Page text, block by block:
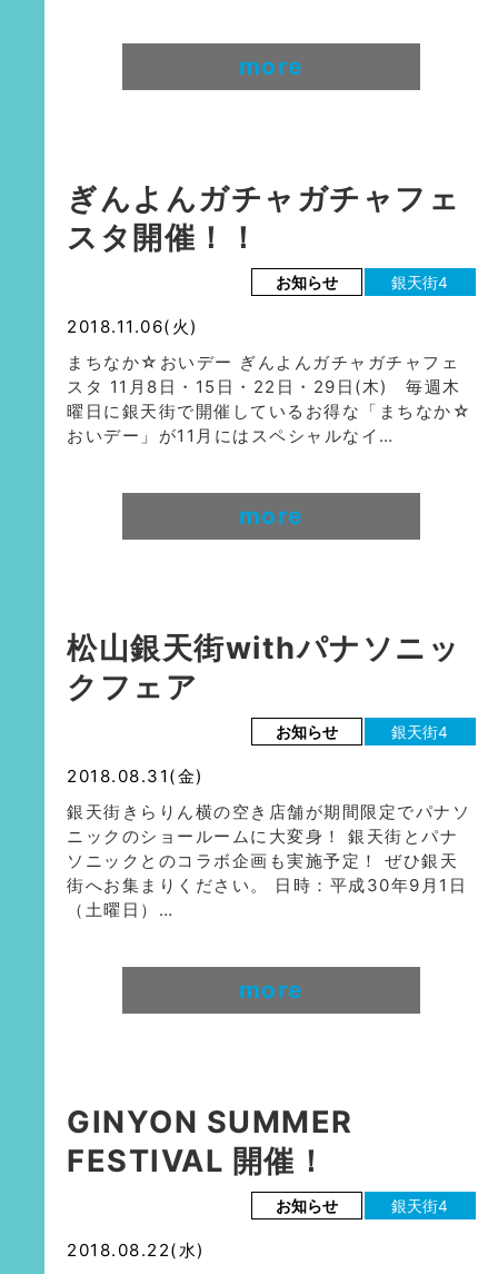
more
ぎんよんガチャガチャフェ
スタ開催！！
お知らせ 銀天街4
2018.11.06(火)
まちなか☆おいデー ぎんよんガチャガチャフェ
スタ 11月8日・15日・22日・29日(木) 毎週木
曜日に銀天街で開催しているお得な「まちなか☆
おいデー」が11月にはスペシャルなイ…
more
松山銀天街withパナソニッ
クフェア
お知らせ 銀天街4
2018.08.31(金)
銀天街きらりん横の空き店舗が期間限定でパナソ
ニックのショールームに大変身！ 銀天街とパナ
ソニックとのコラボ企画も実施予定！ ぜひ銀天
街へお集まりください。 日時：平成30年9月1日
（土曜日）…
more
GINYON SUMMER
FESTIVAL 開催！
お知らせ 銀天街4
2018.08.22(水)